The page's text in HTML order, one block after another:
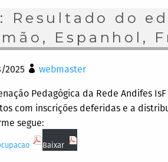
Resultado do
Espanhol,
2025 webmaster
Pedagógica da Rede Andifes
com inscrições deferidas e a
segue:
Baixar